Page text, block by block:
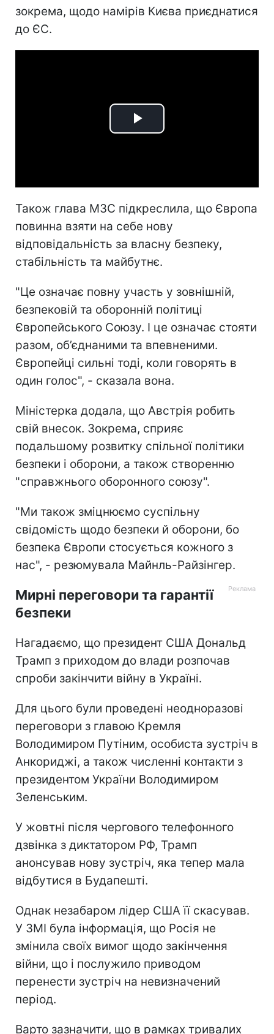
зокрема, щодо намірів Києва приєднатися
до ЄС.
Play
Також глава МЗС підкреслила, що Європа
повинна взяти на себе нову
відповідальність за власну безпеку,
стабільність та майбутнє.
"Це означає повну участь у зовнішній,
безпековій та оборонній політиці
Європейського Союзу. І це означає стояти
разом, об’єднаними та впевненими.
Європейці сильні тоді, коли говорять в
один голос", - сказала вона.
Міністерка додала, що Австрія робить
свій внесок. Зокрема, сприяє
подальшому розвитку спільної політики
безпеки і оборони, а також створенню
"справжнього оборонного союзу".
"Ми також зміцнюємо суспільну
свідомість щодо безпеки й оборони, бо
безпека Європи стосується кожного з
нас", - резюмувала Майнль-Райзінгер.
Мирні переговори та гарантії
безпеки
Нагадаємо, що президент США Дональд
Трамп з приходом до влади розпочав
спроби закінчити війну в Україні.
Для цього були проведені неодноразові
переговори з главою Кремля
Володимиром Путіним, особиста зустріч в
Анкориджі, а також численні контакти з
президентом України Володимиром
Зеленським.
У жовтні після чергового телефонного
дзвінка з диктатором РФ, Трамп
анонсував нову зустріч, яка тепер мала
відбутися в Будапешті.
Однак незабаром лідер США її скасував.
У ЗМІ була інформація, що Росія не
змінила своїх вимог щодо закінчення
війни, що і послужило приводом
перенести зустріч на невизначений
період.
Варто зазначити, що в рамках тривалих